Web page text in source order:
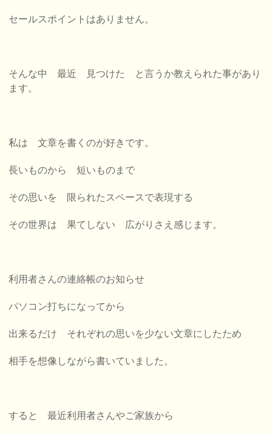
セールスポイントはありません。
そんな中 最近 見つけた と言うか教えられた事があり
ます。
私は 文章を書くのが好きです。
長いものから 短いものまで
その思いを 限られたスペースで表現する
その世界は 果てしない 広がりさえ感じます。
利用者さんの連絡帳のお知らせ
パソコン打ちになってから
出来るだけ それぞれの思いを少ない文章にしたため
相手を想像しながら書いていました。
すると 最近利用者さんやご家族から